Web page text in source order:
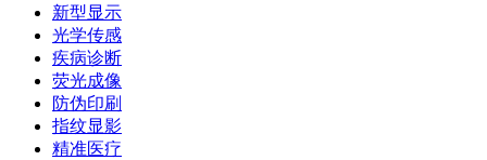
新型显示
光学传感
疾病诊断
荧光成像
防伪印刷
指纹显影
精准医疗